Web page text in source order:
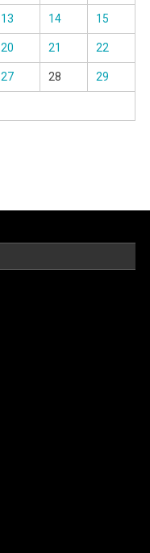
13 14 15
20 21 22
27 28 29